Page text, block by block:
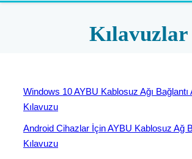
Kılavuzlar
Windows 10 AYBU Kablosuz Ağı Bağlantı
Kılavuzu
Android Cihazlar İçin AYBU Kablosuz Ağ
Kılavuzu